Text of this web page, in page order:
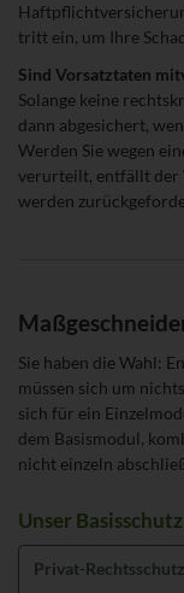
tritt ein, um Ihre
Sind Vorsatztaten
Solange keine
dann abgesichert,
Werden Sie wegen
verurteilt, entfällt der
werden
Sie haben die Wahl:
müssen sich um
sich für ein
dem Basismodul,
nicht einzeln
Unser Basisschutz
Privat-